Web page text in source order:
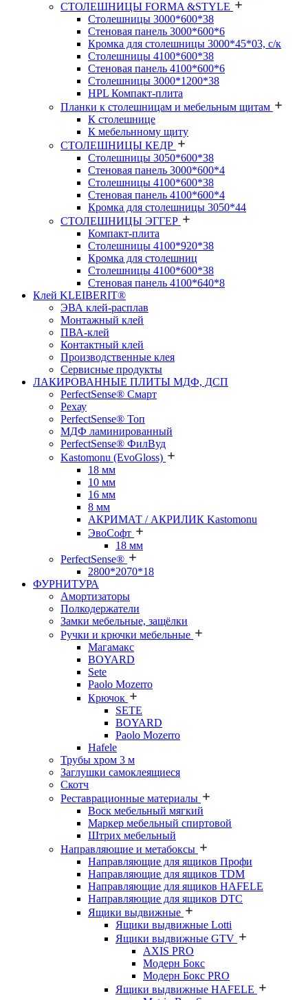
СТОЛЕШНИЦЫ FORMA &STYLE
Столешницы 3000*600*38
Стеновая панель 3000*600*6
Кромка для столешницы 3000*45*03, с/к
Столешницы 4100*600*38
Стеновая панель 4100*600*6
Столешницы 3000*1200*38
HPL Компакт-плита
Планки к столешницам и мебельным щитам
К столешнице
К мебельнному щиту
СТОЛЕШНИЦЫ КЕДР
Столешницы 3050*600*38
Стеновая панель 3000*600*4
Столешницы 4100*600*38
Стеновая панель 4100*600*4
Кромка для столешницы 3050*44
СТОЛЕШНИЦЫ ЭГГЕР
Компакт-плита
Столешницы 4100*920*38
Кромка для столешниц
Столешницы 4100*600*38
Стеновая панель 4100*640*8
Клей KLEIBERIT®
ЭВА клей-расплав
Монтажный клей
ПВА-клей
Контактный клей
Производственные клея
Сервисные продукты
ЛАКИРОВАННЫЕ ПЛИТЫ МДФ, ДСП
PerfectSense® Смарт
Рехау
PerfectSense® Топ
МДФ ламинированный
PerfectSense® ФилВуд
Kastomonu (EvoGloss)
18 мм
10 мм
16 мм
8 мм
АКРИМАТ / АКРИЛИК Kastomonu
ЭвоСофт
18 мм
PerfectSense®
2800*2070*18
ФУРНИТУРА
Амортизаторы
Полкодержатели
Замки мебельные, защёлки
Ручки и крючки мебельные
Магамакс
BOYARD
Sete
Paolo Mozerro
Крючок
SETE
BOYARD
Paolo Mozerro
Hafele
Трубы хром 3 м
Заглушки самоклеящиеся
Скотч
Реставрационные материалы
Воск мебельный мягкий
Маркер мебельный спиртовой
Штрих мебельный
Направляющие и метабоксы
Направляющие для ящиков Профи
Направляющие для ящиков TDM
Направляющие для ящиков HAFELE
Направляющие для ящиков DTC
Ящики выдвижные
Ящики выдвижные Lotti
Ящики выдвижные GTV
AXIS PRO
Модерн Бокс
Модерн Бокс PRO
Ящики выдвижные HAFELE